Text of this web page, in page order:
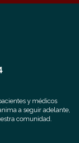
y médicos
a seguir adelante,
comunidad.